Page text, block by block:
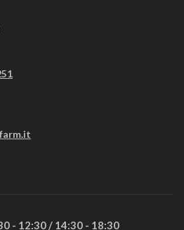
- 12:30 / 14:30 - 18:30